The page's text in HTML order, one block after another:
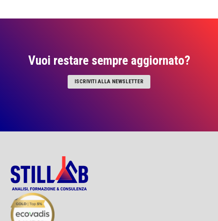
Vuoi restare sempre aggiornato?
ISCRIVITI ALLA NEWSLETTER